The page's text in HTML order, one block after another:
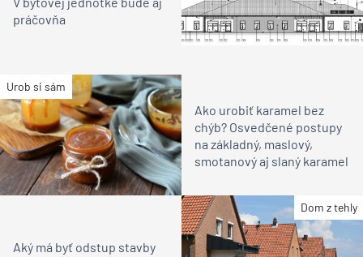
práčovňa
Urob si sám
Ako urobiť karamel bez
chýb? Osvedčené postupy
na základný, maslový,
smotanový aj slaný karamel
Dom z tehly
Aký má byť odstup stavby